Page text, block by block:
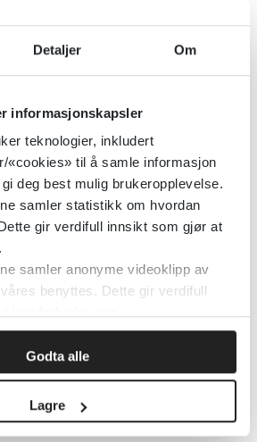
Detaljer Om
informasjonskapsler
teknologier, inkludert
«cookies» til å samle informasjon
deg best mulig brukeropplevelse.
samler statistikk om hvordan
gir verdifull innsikt som gjør at
samler anonyme videoklipp av
benyttes. Dette gir verdifull
Godta alle
Lagre
tiltak ved
Library 2007
hos voksne